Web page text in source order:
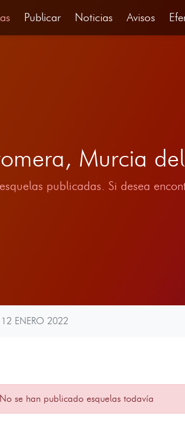
Publicar Noticias Avisos
Murcia
publicadas. Si desea
12 ENERO 2022
No se han publicado esquelas todavía